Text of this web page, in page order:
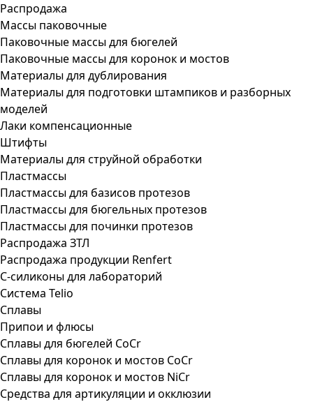
Распродажа
Массы паковочные
Паковочные массы для бюгелей
Паковочные массы для коронок и мостов
Материалы для дублирования
Материалы для подготовки штампиков и разборных
моделей
Лаки компенсационные
Штифты
Материалы для струйной обработки
Пластмассы
Пластмассы для базисов протезов
Пластмассы для бюгельных протезов
Пластмассы для починки протезов
Распродажа ЗТЛ
Распродажа продукции Renfert
С-силиконы для лабораторий
Система Telio
Сплавы
Припои и флюсы
Сплавы для бюгелей CoCr
Сплавы для коронок и мостов CoCr
Сплавы для коронок и мостов NiCr
Средства для артикуляции и окклюзии